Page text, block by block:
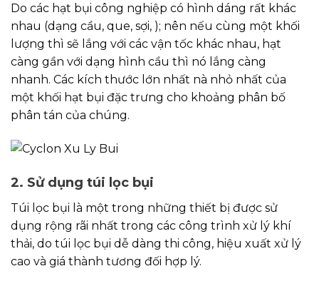
Do các hạt bụi công nghiệp có hình dáng rất khác
nhau (dạng cầu, que, sợi, ); nên nếu cùng một khối
lượng thì sẽ lắng với các vận tốc khác nhau, hạt
càng gần với dạng hình cầu thì nó lắng càng
nhanh. Các kích thước lớn nhất nà nhỏ nhất của
một khối hạt bụi đặc trưng cho khoảng phân bố
phân tán của chúng.
2. Sử dụng túi lọc bụi
Túi lọc bụi là một trong những thiết bị được sử
dụng rộng rãi nhất trong các công trình xử lý khí
thải, do túi lọc bụi dễ dàng thi công, hiệu xuất xử lý
cao và giá thành tương đối hợp lý.